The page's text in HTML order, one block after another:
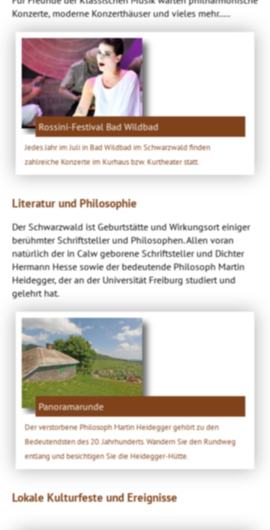
Konzerte, moderne Konzerthäuser und vieles mehr.....
Rossini-Festival Bad Wildbad
Jedes Jahr im Juli in Bad Wildbad im Schwarzwald finden
zahlreiche Konzerte im Kurhaus bzw. Kurtheater statt.
Literatur und Philosophie
Der Schwarzwald ist Geburtstätte und Wirkungsort einiger
berühmter Schriftsteller und Philosophen. Allen voran
natürlich der in Calw geborene Schriftsteller und Dichter
Hermann Hesse sowie der bedeutende Philosoph Martin
Heidegger, der an der Universität Freiburg studiert und
gelehrt hat.
Panoramarunde
Der verstorbene Philosoph Martin Heidegger gehört zu den
Bedeutendsten des 20. Jahrhunderts. Wandern Sie den Rundweg
entlang und besichtigen Sie die Heidegger-Hütte.
Lokale Kulturfeste und Ereignisse